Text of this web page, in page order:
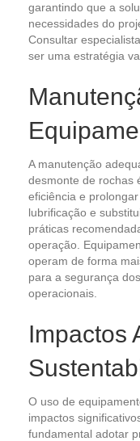
garantindo que a
necessidades do
Consultar
ser uma estratégia
A manutenção
desmonte de rochas
eficiência e
lubrificação e
práticas
operação.
operam de forma
para a segurança
operacionais.
Impactos
O uso de
impactos
fundamental adotar